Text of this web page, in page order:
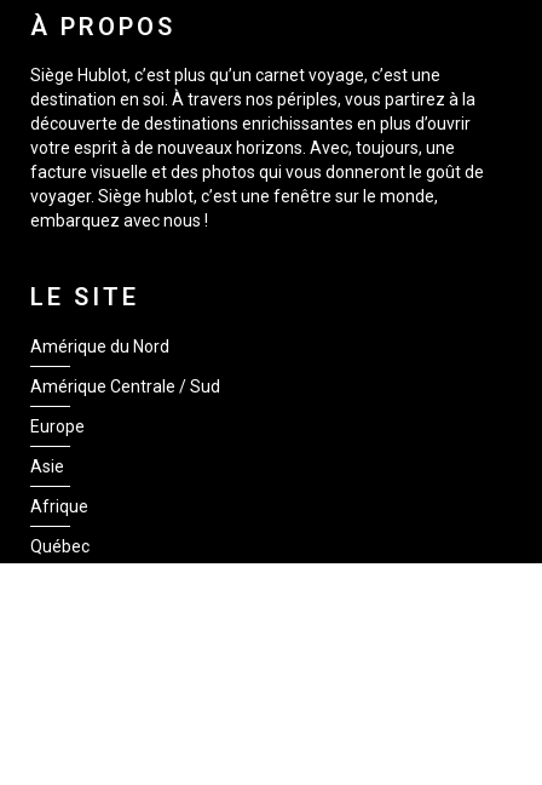
À PROPOS
Siège Hublot, c’est plus qu’un carnet voyage, c’est une
destination en soi. À travers nos périples, vous partirez à la
découverte de destinations enrichissantes en plus d’ouvrir
votre esprit à de nouveaux horizons. Avec, toujours, une
facture visuelle et des photos qui vous donneront le goût de
voyager. Siège hublot, c’est une fenêtre sur le monde,
embarquez avec nous !
LE SITE
Amérique du Nord
Amérique Centrale / Sud
Europe
Asie
Afrique
Québec